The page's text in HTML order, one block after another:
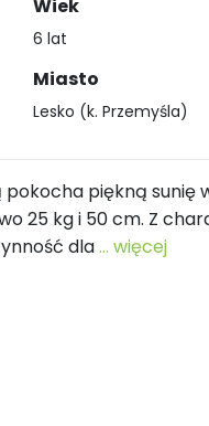
Wiek
6 lat
Miasto
Lesko (k. Przemyśla)
pokocha piękną sunię
25 kg i 50 cm. Z
dla... więcej